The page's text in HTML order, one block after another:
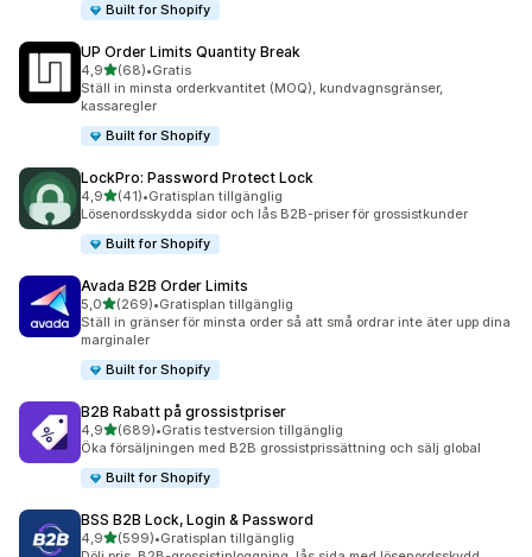
Built for Shopify
UP Order Limits Quantity Break
4,9av 5 stjärnor
(68)
68 recensioner totalt
•Gratis
Ställ in minsta orderkvantitet (MOQ), kundvagnsgränser,
kassaregler
Built for Shopify
LockPro: Password Protect Lock
4,9av 5 stjärnor
(41)
41 recensioner totalt
•Gratisplan tillgänglig
Lösenordsskydda sidor och lås B2B-priser för grossistkunder
Built for Shopify
Avada B2B Order Limits
5,0av 5 stjärnor
(269)
269 recensioner totalt
•Gratisplan tillgänglig
Ställ in gränser för minsta order så att små ordrar inte äter upp dina
marginaler
Built for Shopify
B2B Rabatt på grossistpriser
4,9av 5 stjärnor
(689)
689 recensioner totalt
•Gratis testversion tillgänglig
Öka försäljningen med B2B grossistprissättning och sälj global
Built for Shopify
BSS B2B Lock, Login & Password
4,9av 5 stjärnor
(599)
599 recensioner totalt
•Gratisplan tillgänglig